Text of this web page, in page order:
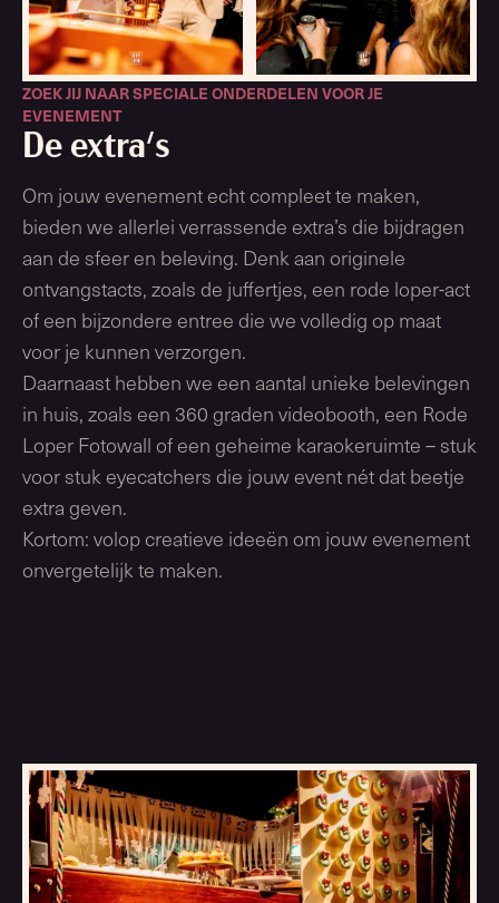
ZOEK JIJ NAAR SPECIALE ONDERDELEN VOOR JE
EVENEMENT
De extra's
Om jouw evenement echt compleet te maken,
bieden we allerlei verrassende extra’s die bijdragen
aan de sfeer en beleving. Denk aan originele
ontvangstacts, zoals de juffertjes, een rode loper-act
of een bijzondere entree die we volledig op maat
voor je kunnen verzorgen.
Daarnaast hebben we een aantal unieke belevingen
in huis, zoals een 360 graden videobooth, een Rode
Loper Fotowall of een geheime karaokeruimte – stuk
voor stuk eyecatchers die jouw event nét dat beetje
extra geven.
Kortom: volop creatieve ideeën om jouw evenement
onvergetelijk te maken.